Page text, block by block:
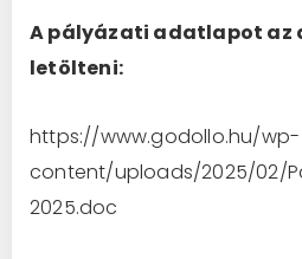
A pályázati adatlapot az
letölteni:
https://www.godollo.hu/wp-
content/uploads/2025/02/
2025.doc